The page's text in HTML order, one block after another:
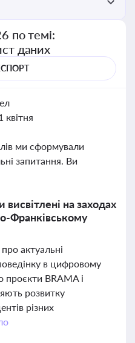
по темі:
даних
квітня
ми сформували
запитання. Ви
на заходах
Франківському
актуальні
в цифровому
BRAMA і
розвитку
різних